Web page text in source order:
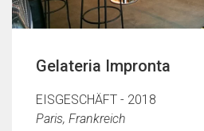
Gelateria Impronta
EISGESCHÄFT - 2018
Paris, Frankreich